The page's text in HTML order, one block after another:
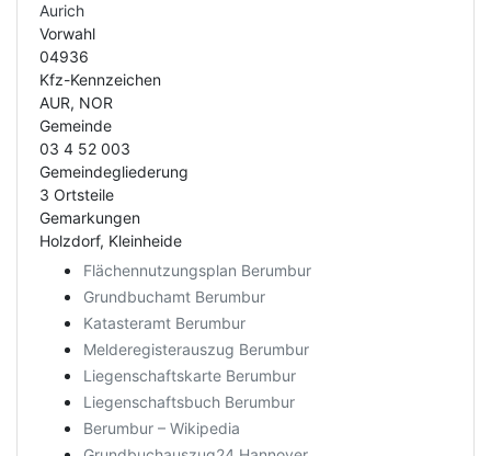
Aurich
Vorwahl
04936
Kfz-Kennzeichen
AUR, NOR
Gemeinde
03 4 52 003
Gemeindegliederung
3 Ortsteile
Gemarkungen
Holzdorf, Kleinheide
Flächennutzungsplan Berumbur
Grundbuchamt Berumbur
Katasteramt Berumbur
Melderegisterauszug Berumbur
Liegenschaftskarte Berumbur
Liegenschaftsbuch Berumbur
Berumbur – Wikipedia